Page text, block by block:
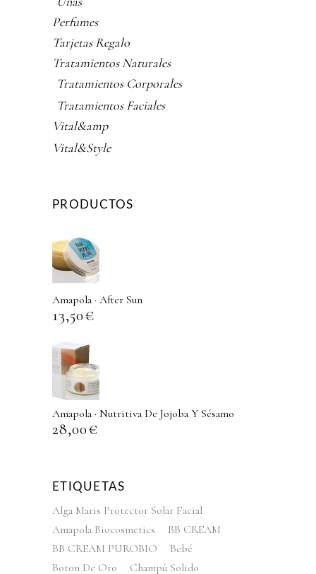
Perfumes
Tarjetas Regalo
Tratamientos Naturales
Tratamientos Corporales
Tratamientos Faciales
Vital&amp
Vital&Style
PRODUCTOS
Amapola · After Sun
13,50€
Amapola · Nutritiva De Jojoba Y Sésamo
28,00€
ETIQUETAS
Alga Maris Protector Solar Facial
Amapola Biocosmetics
BB CREAM
BB CREAM PUROBIO
Bebé
Boton De Oro
Champú Solido